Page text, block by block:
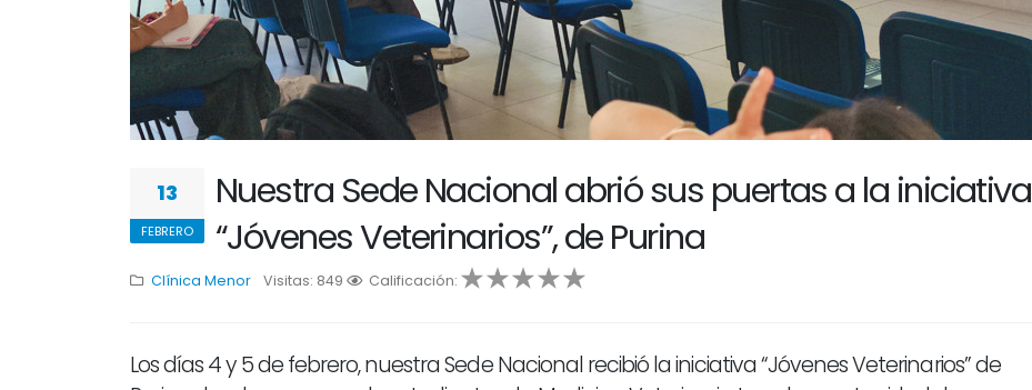
13
FEBRERO
Nuestra Sede Nacional abrió sus puertas a la iniciativa
“Jóvenes Veterinarios”, de Purina
Clínica Menor Visitas: 849 Calificación:
1 2 3 4 5
Los días 4 y 5 de febrero, nuestra Sede Nacional recibió la iniciativa “Jóvenes Veterinarios” de